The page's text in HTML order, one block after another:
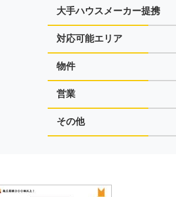
大手ハウスメーカー提携
対応可能エリア
物件
営業
その他